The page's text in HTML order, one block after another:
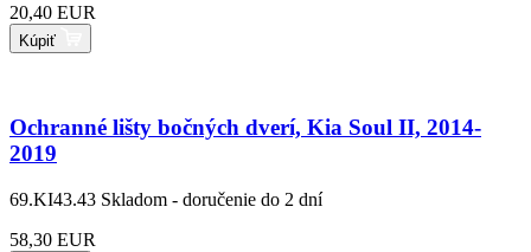
20,40 EUR
Kúpiť
Ochranné lišty bočných dverí, Kia Soul II, 2014-
2019
69.KI43.43 Skladom - doručenie do 2 dní
58,30 EUR